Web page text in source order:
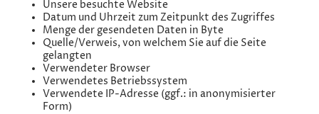
Unsere besuchte Website
Datum und Uhrzeit zum Zeitpunkt des Zugriffes
Menge der gesendeten Daten in Byte
Quelle/Verweis, von welchem Sie auf die Seite
gelangten
Verwendeter Browser
Verwendetes Betriebssystem
Verwendete IP-Adresse (ggf.: in anonymisierter
Form)